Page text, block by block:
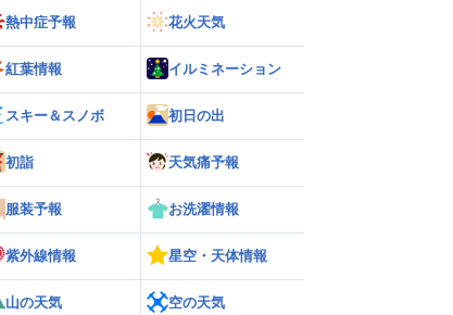
熱中症予報 花火天気
紅葉情報 イルミネーション
スキー＆スノボ 初日の出
初詣 天気痛予報
服装予報 お洗濯情報
紫外線情報 星空・天体情報
山の天気 空の天気